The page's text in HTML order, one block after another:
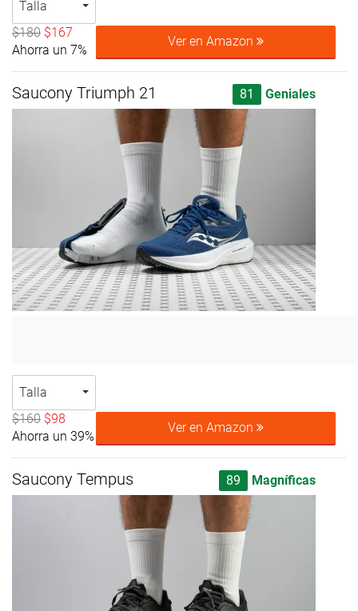
Talla
$180 $167
Ahorra un 7%
Ver en Amazon
Saucony Triumph 21 81 Geniales
Talla
$160 $98
Ahorra un 39%
Ver en Amazon
Saucony Tempus 89 Magníficas